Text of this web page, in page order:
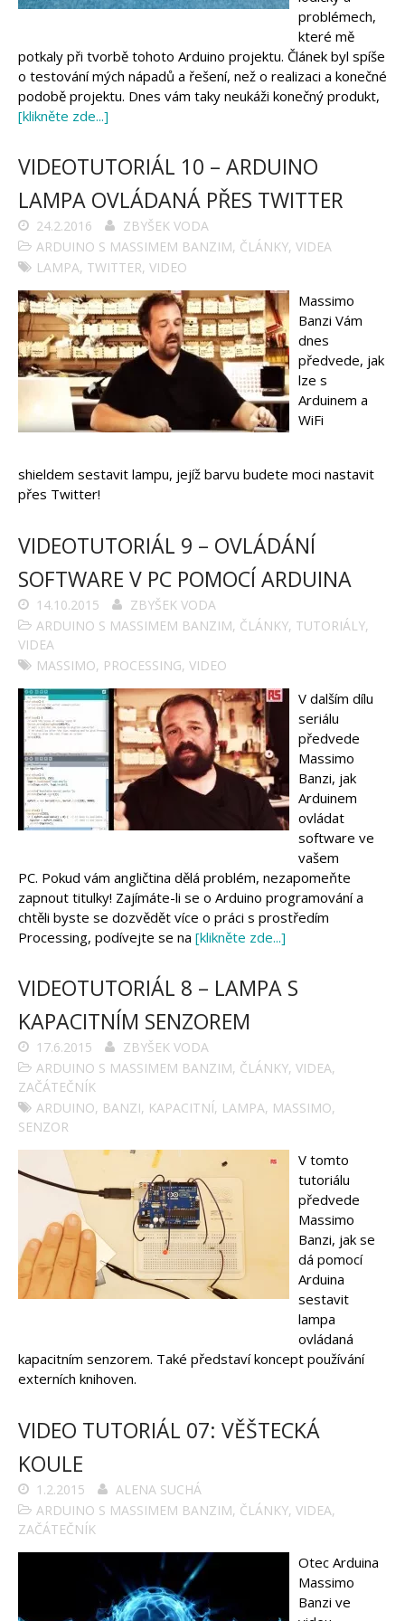
Arduino projekty
Arduino s Massimem Banzim
Arduino se Zbyškem Vodou
Arduino v příkladech
Arduino roboti
Tinylab
Makeblock
Micro:bit
problémech,
které mě
potkaly při tvorbě tohoto Arduino projektu. Článek byl spíše
o testování mých nápadů a řešení, než o realizaci a konečné
podobě projektu. Dnes vám taky neukáži konečný produkt,
[klikněte zde...]
VIDEOTUTORIÁL 10 – ARDUINO
LAMPA OVLÁDANÁ PŘES TWITTER
24.2.2016
ZBYŠEK VODA
ARDUINO S MASSIMEM BANZIM, ČLÁNKY, VIDEA
LAMPA, TWITTER, VIDEO
Massimo
Banzi Vám
dnes
předvede, jak
lze s
Arduinem a
WiFi
shieldem sestavit lampu, jejíž barvu budete moci nastavit
přes Twitter!
VIDEOTUTORIÁL 9 – OVLÁDÁNÍ
SOFTWARE V PC POMOCÍ ARDUINA
14.10.2015
ZBYŠEK VODA
ARDUINO S MASSIMEM BANZIM, ČLÁNKY, TUTORIÁLY,
VIDEA
MASSIMO, PROCESSING, VIDEO
V dalším dílu
seriálu
předvede
Massimo
Banzi, jak
Arduinem
ovládat
software ve
vašem
PC. Pokud vám angličtina dělá problém, nezapomeňte
zapnout titulky! Zajímáte-li se o Arduino programování a
chtěli byste se dozvědět více o práci s prostředím
Processing, podívejte se na [klikněte zde...]
VIDEOTUTORIÁL 8 – LAMPA S
KAPACITNÍM SENZOREM
17.6.2015
ZBYŠEK VODA
ARDUINO S MASSIMEM BANZIM, ČLÁNKY, VIDEA,
ZAČÁTEČNÍK
ARDUINO, BANZI, KAPACITNÍ, LAMPA, MASSIMO,
SENZOR
V tomto
tutoriálu
předvede
Massimo
Banzi, jak se
dá pomocí
Arduina
sestavit
lampa
ovládaná
kapacitním senzorem. Také představí koncept používání
externích knihoven.
VIDEO TUTORIÁL 07: VĚŠTECKÁ
KOULE
1.2.2015
ALENA SUCHÁ
ARDUINO S MASSIMEM BANZIM, ČLÁNKY, VIDEA,
ZAČÁTEČNÍK
Otec Arduina
Massimo
Banzi ve